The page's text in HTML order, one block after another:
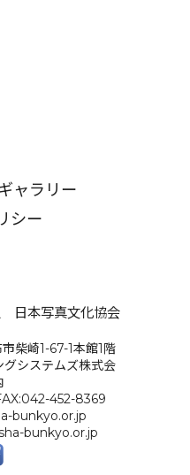
ャラリー
シー
日本写真文化協会
柴崎1-67-1本館1階
システムズ株式会
452-8369
bunkyo.or.jp
bunkyo.or.jp